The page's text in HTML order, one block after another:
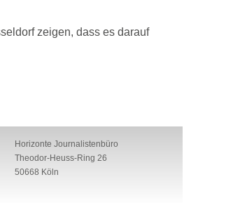
zeigen, dass es darauf
Horizonte Journalistenbüro
Theodor-Heuss-Ring 26
50668 Köln